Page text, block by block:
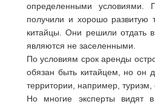
определенными условиями.
получили и хорошо развитую
китайцы. Они решили отдать
являются не заселенными.
По условиям срок аренды
обязан быть китайцем, но он
территории, например, туризм,
Но многие эксперты видят